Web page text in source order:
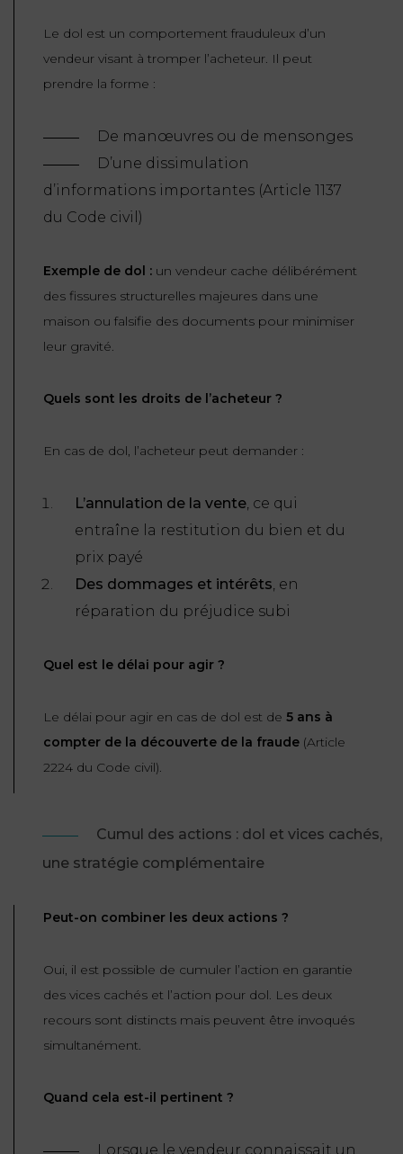
Le dol est un comportement frauduleux d’un
vendeur visant à tromper l’acheteur. Il peut
prendre la forme :
De manœuvres ou de mensonges
D’une dissimulation
d’informations importantes (Article 1137
du Code civil )
Exemple de dol : un vendeur cache délibérément
des fissures structurelles majeures dans une
maison ou falsifie des documents pour minimiser
leur gravité.
Quels sont les droits de l’acheteur ?
En cas de dol, l’acheteur peut demander :
L’annulation de la vente, ce qui
entraîne la restitution du bien et du
prix payé
Des dommages et intérêts, en
réparation du préjudice subi
Quel est le délai pour agir ?
Le délai pour agir en cas de dol est de 5 ans à
compter de la découverte de la fraude (Article
2224 du Code civil).
Cumul des actions : dol et vices cachés,
une stratégie complémentaire
Peut-on combiner les deux actions ?
Oui, il est possible de cumuler l’action en garantie
des vices cachés et l’action pour dol. Les deux
recours sont distincts mais peuvent être invoqués
simultanément.
Quand cela est-il pertinent ?
Lorsque le vendeur connaissait un